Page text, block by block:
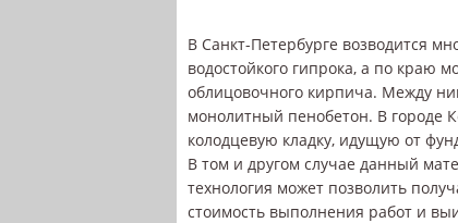
В Санкт-Петербурге возводится
водостойкого гипрока, а по краю
облицовочного кирпича. Между
монолитный пенобетон. В городе
колодцевую кладку, идущую от
В том и другом случае данный
технология может позволить
стоимость выполнения работ и